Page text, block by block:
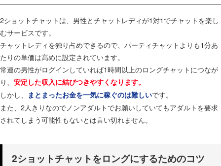
2ショットチャットは、男性とチャットレディが1対1でチャットを楽し
むサービスです。
チャットレディを独り占めできるので、パーティチャットよりも1分あ
たりの単価は高めに設定されています。
常連の男性がログインしていれば1時間以上のロングチャットにつなが
り、 安定した収入に結びつきやすくなります。
しかし、 まとまったお金を一気に稼ぐのは難しいです。
また、2人きりなのでノンアダルトでお願いしていてもアダルトを要求
されてしまう可能性もないとは言い切れません。
2ショットチャットをロングにするためのコツ